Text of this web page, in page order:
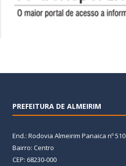
PREFEITURA DE ALMEIRIM
End.: Rodovia Almeirim Panaica nº 510
Bairro: Centro
CEP: 68230-000